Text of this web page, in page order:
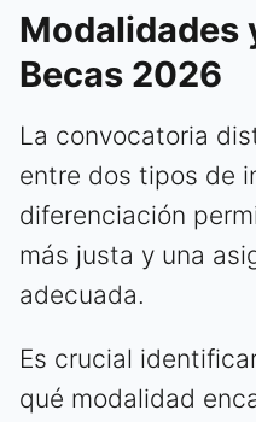
Modalidades
Becas 2026
La convocatoria
entre dos tipos de
diferenciación
más justa y una
adecuada.
Es crucial
qué modalidad